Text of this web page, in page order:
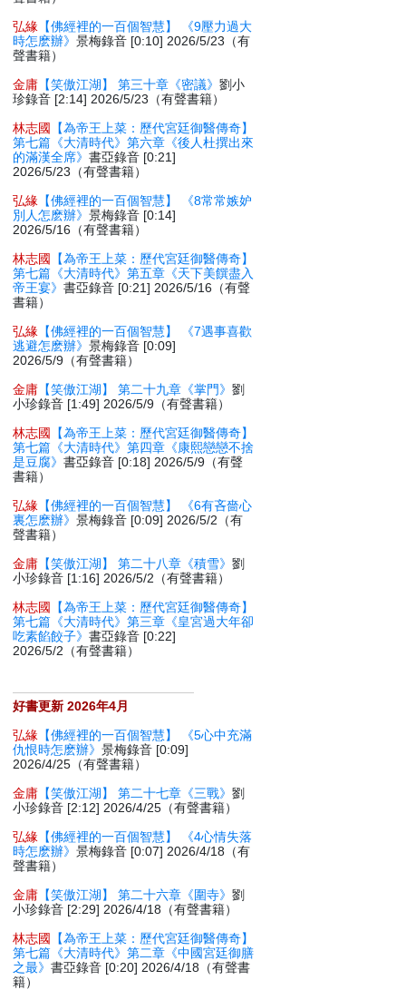
弘緣 【佛經裡的一百個智慧】 《9壓力過大
時怎麽辦》景梅錄音 [0:10] 2026/5/23（有
聲書籍）
金庸 【笑傲江湖】 第三十章《密議》劉小
珍錄音 [2:14] 2026/5/23（有聲書籍）
林志國
【為帝王上菜：歷代宮廷御醫傳奇】
第七篇《大清時代》第六章《後人杜撰出來
的滿漢全席》書亞錄音 [0:21]
2026/5/23（有聲書籍）
弘緣 【佛經裡的一百個智慧】 《8常常嫉妒
別人怎麽辦》景梅錄音 [0:14]
2026/5/16（有聲書籍）
林志國
【為帝王上菜：歷代宮廷御醫傳奇】
第七篇《大清時代》第五章《天下美饌盡入
帝王宴》書亞錄音 [0:21] 2026/5/16（有聲
書籍）
弘緣 【佛經裡的一百個智慧】 《7遇事喜歡
逃避怎麽辦》景梅錄音 [0:09]
2026/5/9（有聲書籍）
金庸 【笑傲江湖】 第二十九章《掌門》劉
小珍錄音 [1:49] 2026/5/9（有聲書籍）
林志國
【為帝王上菜：歷代宮廷御醫傳奇】
第七篇《大清時代》第四章《康熙戀戀不捨
是豆腐》書亞錄音 [0:18] 2026/5/9（有聲
書籍）
弘緣 【佛經裡的一百個智慧】 《6有吝嗇心
裏怎麽辦》景梅錄音 [0:09] 2026/5/2（有
聲書籍）
金庸 【笑傲江湖】 第二十八章《積雪》劉
小珍錄音 [1:16] 2026/5/2（有聲書籍）
林志國
【為帝王上菜：歷代宮廷御醫傳奇】
第七篇《大清時代》第三章《皇宮過大年卻
吃素餡餃子》書亞錄音 [0:22]
2026/5/2（有聲書籍）
好書更新 2026年4月
弘緣 【佛經裡的一百個智慧】 《5心中充滿
仇恨時怎麽辦》景梅錄音 [0:09]
2026/4/25（有聲書籍）
金庸 【笑傲江湖】 第二十七章《三戰》劉
小珍錄音 [2:12] 2026/4/25（有聲書籍）
弘緣 【佛經裡的一百個智慧】 《4心情失落
時怎麽辦》景梅錄音 [0:07] 2026/4/18（有
聲書籍）
金庸 【笑傲江湖】 第二十六章《圍寺》劉
小珍錄音 [2:29] 2026/4/18（有聲書籍）
林志國
【為帝王上菜：歷代宮廷御醫傳奇】
第七篇《大清時代》第二章《中國宮廷御膳
之最》書亞錄音 [0:20] 2026/4/18（有聲書
籍）